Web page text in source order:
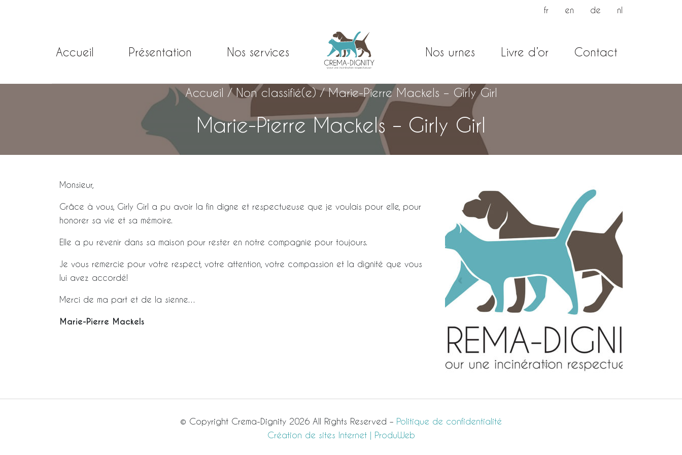
fr en de nl
Accueil Présentation Nos services Nos urnes Livre d’or Contact
Accueil /Non classifié(e)/Marie-Pierre Mackels – Girly Girl
Marie-Pierre Mackels – Girly Girl
Monsieur,
Grâce à vous, Girly Girl a pu avoir la fin digne et respectueuse que je voulais pour elle, pour
honorer sa vie et sa mémoire.
Elle a pu revenir dans sa maison pour rester en notre compagnie pour toujours.
Je vous remercie pour votre respect, votre attention, votre compassion et la dignité que vous
lui avez accordé!
Merci de ma part et de la sienne…
Marie-Pierre Mackels
© Copyright Crema-Dignity 2026 All Rights Reserved – Politique de confidentialité
Création de sites Internet | ProduWeb